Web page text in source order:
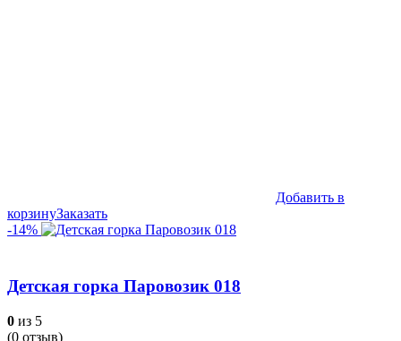
Добавить в
корзинуЗаказать
-14%
Детская горка Паровозик 018
0 из 5
(0 отзыв)